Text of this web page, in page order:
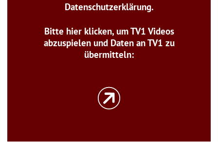
Datenschutzerklärung.
Bitte hier klicken, um TV1 Videos
abzuspielen und Daten an TV1 zu
übermitteln: